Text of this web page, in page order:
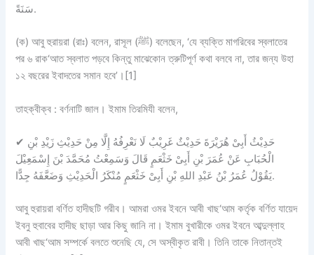
سَنَةً.
(ক) আবু হুরায়রা (রাঃ) বলেন, রাসূল (ﷺ) বলেছেন, ‘যে ব্যক্তি মাগরিবের স্বলাতের
পর ৬ রাক‘আত স্বলাত পড়বে কিন্তু মাঝেকোন ত্রুটিপূর্ণ কথা বলবে না, তার জন্য উহা
১২ বছরের ইবাদতের সমান হবে’।[1]
তাহক্বীক্ব :বর্ণনাটিজাল । ইমাম তিরমিযী বলেন,
✔ حَدِيْثُ أَبِىْ هُرَيْرَةَ حَدِيْثٌ غَرِيْبٌ لَا نَعْرِفُهُ إِلَّا مِنْ حَدِيْثِ زَيْدِ بْنِ
الْحُبَابِ عَنْ عُمَرَ بْنِ أَبِىْ خَثْعَمٍ قَالَ وَسَمِعْتُ مُحَمَّدَ بْنَ إِسْمَعِيْلَ
يَقُوْلُ عُمَرُ بْنُ عَبْدِ اللهِ بْنِ أَبِىْ خَثْعَمٍ مُنْكَرُ الْحَدِيْثِ وَضَعَّفَهُ جِدًّا.
আবু হুরায়রা বর্ণিত হাদীছটি গরীব। আমরা ওমর ইবনে আবী খাছ‘আম কর্তৃক বর্ণিত যায়েদ
ইবনু হুবাবের হাদীছ ছাড়া আর কিছু জানি না। ইমাম বুখারীকে ওমর ইবনে আব্দুল্লাহ
আবী খাছ‘আম সম্পর্কে বলতে শুনেছি যে, সে অস্বীকৃত রাবী। তিনি তাকে নিতান্তই